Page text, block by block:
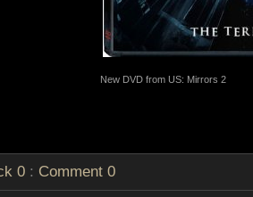
New DVD from US: Mirrors 2
0 : Comment0